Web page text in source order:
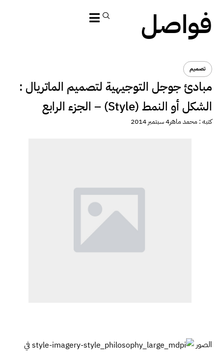
فواصل
تصميم
مبادئ جوجل التوجيهية لتصميم الماتريال :
الشكل أو النمط (Style) – الجزء الرابع
كتبه :محمد ماهر4 سبتمبر 2014
الصور في